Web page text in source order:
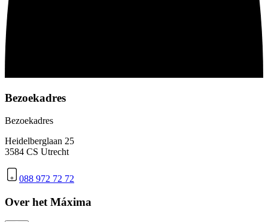
Bezoekadres
Bezoekadres
Heidelberglaan 25
3584 CS Utrecht
088 972 72 72
Over het Máxima